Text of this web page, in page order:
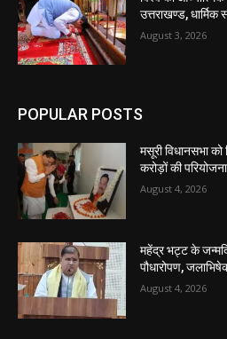
उत्तराखण्ड,
August 3, 2026
POPULAR POSTS
मसूरी विधानसभा
करोड़ों की
August 4, 2026
महेंद्र भट्ट के
पौधारोपण,
August 4, 2026